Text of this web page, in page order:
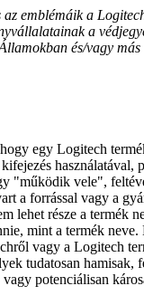
emblémáik a
a
és/vagy
egy Logitech
használatával,
"működik vele",
a forrással vagy a
lehet része a termék
mint a termék neve.
vagy a Logitech
tudatosan hamisak,
potenciálisan